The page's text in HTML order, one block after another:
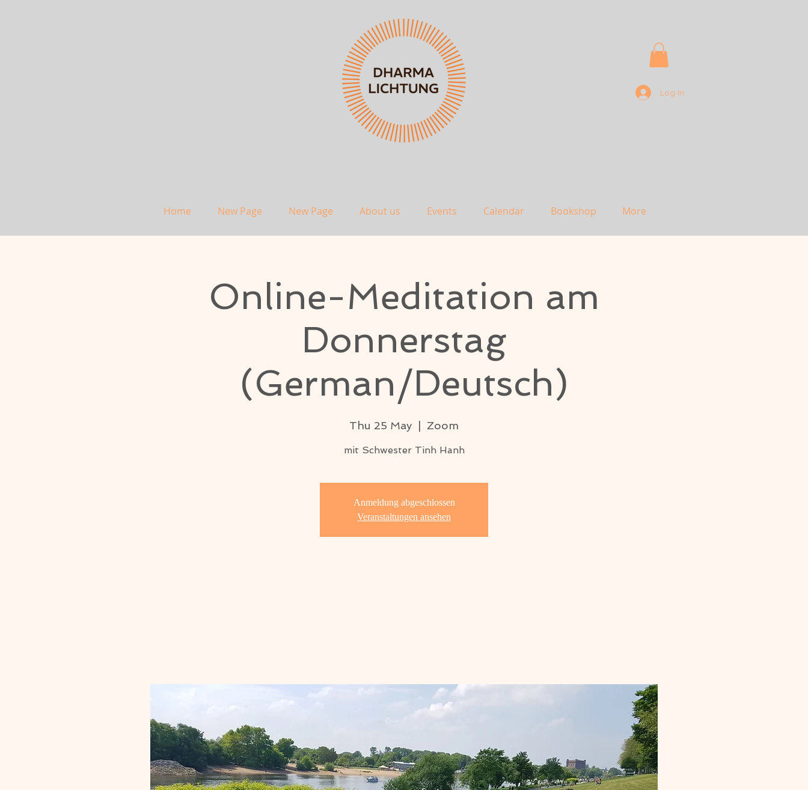
Log In
Home New Page New Page About us Events Calendar Bookshop More
Online-Meditation am
Donnerstag
(German/Deutsch)
Thu 25 May Zoom
mit Schwester Tinh Hanh
Anmeldung abgeschlossen
Veranstaltungen ansehen